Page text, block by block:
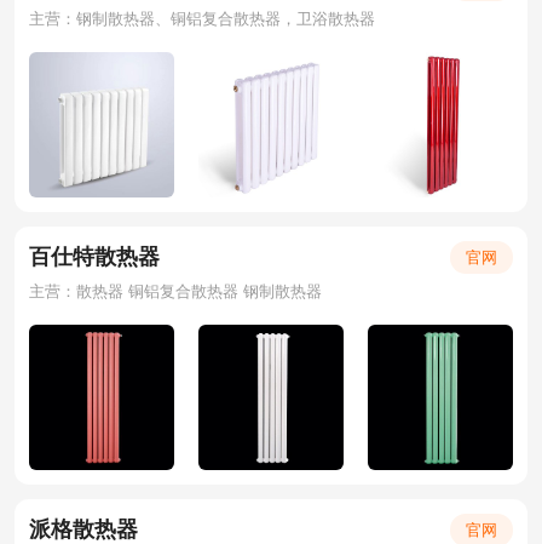
主营：钢制散热器、铜铝复合散热器，卫浴散热器
百仕特散热器
官网
主营：散热器 铜铝复合散热器 钢制散热器
派格散热器
官网